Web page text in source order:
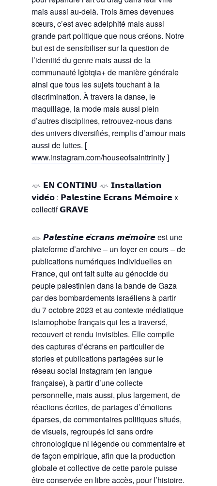
mais aussi au-delà. Trois âmes devenues
sœurs, c’est avec adelphité mais aussi
grande part politique que nous créons. Notre
but est de sensibiliser sur la question de
l’identité du genre mais aussi de la
communauté lgbtqia+ de manière générale
ainsi que tous les sujets touchant à la
discrimination. À travers la danse, le
maquillage, la mode mais aussi plein
d’autres disciplines, retrouvez-nous dans
des univers diversifiés, remplis d’amour mais
aussi de luttes. [
www.instagram.com/houseofsainttrinity]
𓁺 𝗘𝗡 𝗖𝗢𝗡𝗧𝗜𝗡𝗨 𓁺 𝗜𝗻𝘀𝘁𝗮𝗹𝗹𝗮𝘁𝗶𝗼𝗻
𝘃𝗶𝗱𝗲́𝗼 : 𝗣𝗮𝗹𝗲𝘀𝘁𝗶𝗻𝗲 𝗘́𝗰𝗿𝗮𝗻𝘀 𝗠𝗲́𝗺𝗼𝗶𝗿𝗲 x
collectif 𝗚𝗥𝗔𝗩𝗘
𓁼 𝙋𝙖𝙡𝙚𝙨𝙩𝙞𝙣𝙚 𝙚́𝙘𝙧𝙖𝙣𝙨 𝙢𝙚́𝙢𝙤𝙞𝙧𝙚 est une
plateforme d’archive – un foyer en cours – de
publications numériques individuelles en
France, qui ont fait suite au génocide du
peuple palestinien dans la bande de Gaza
par des bombardements israéliens à partir
du 7 octobre 2023 et au contexte médiatique
islamophobe français qui les a traversé,
recouvert et rendu invisibles. Elle compile
des captures d’écrans en particulier de
stories et publications partagées sur le
réseau social Instagram (en langue
française), à partir d’une collecte
personnelle, mais aussi, plus largement, de
réactions écrites, de partages d’émotions
éparses, de commentaires politiques situés,
de visuels, regroupés ici sans ordre
chronologique ni légende ou commentaire et
de façon empirique, afin que la production
globale et collective de cette parole puisse
être conservée en libre accès, pour l’histoire.